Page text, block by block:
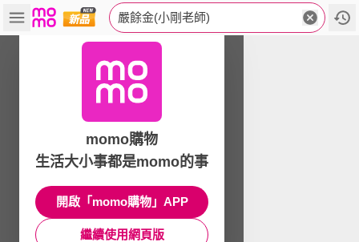
嚴餘金(小剛老師)
momo購物
生活大小事都是momo的事
開啟「momo購物」APP
繼續使用網頁版